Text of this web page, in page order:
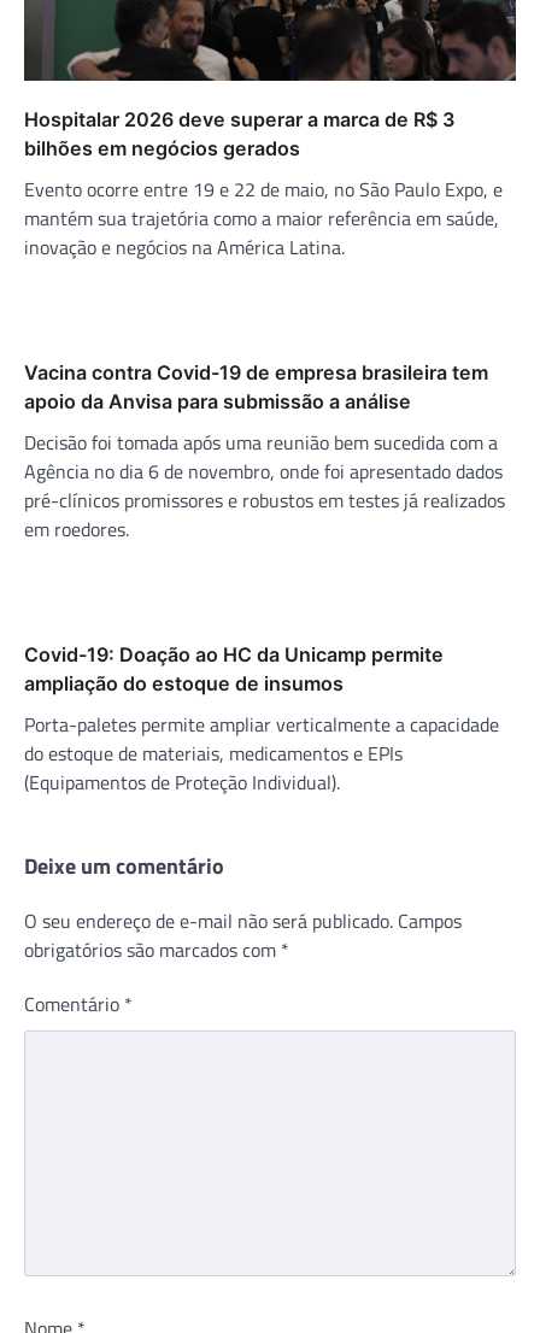
Hospitalar 2026 deve superar a marca de R$ 3
bilhões em negócios gerados
Evento ocorre entre 19 e 22 de maio, no São Paulo Expo, e
mantém sua trajetória como a maior referência em saúde,
inovação e negócios na América Latina.
Vacina contra Covid-19 de empresa brasileira tem
apoio da Anvisa para submissão a análise
Decisão foi tomada após uma reunião bem sucedida com a
Agência no dia 6 de novembro, onde foi apresentado dados
pré-clínicos promissores e robustos em testes já realizados
em roedores.
Covid-19: Doação ao HC da Unicamp permite
ampliação do estoque de insumos
Porta-paletes permite ampliar verticalmente a capacidade
do estoque de materiais, medicamentos e EPIs
(Equipamentos de Proteção Individual).
Deixe um comentário
O seu endereço de e-mail não será publicado. Campos
obrigatórios são marcados com *
Comentário *